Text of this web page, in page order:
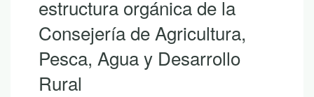
descubrir la riqueza de
Andalucía con LEADER
Si hoy es uno de esos días prometedores en
los que ya empiezas a saborear y planificar